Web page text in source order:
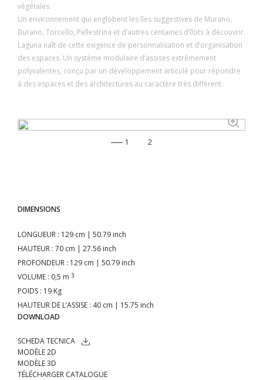
végétales.
Un environnement qui englobent les îles suggestives de Murano,
Burano, Torcello, Pellestrina et d’autres centaines d’îlots à découvrir.
Laguna naît de cette exigence de personnalisation et d’organisation
des espaces. Un système modulaire d’assises extrêmement
polyvalentes, conçu par un développement articulé pour répondre
à des espaces et des architectures au caractère très différent.
1 2
DIMENSIONS
LONGUEUR : 129 cm | 50.79 inch
HAUTEUR : 70 cm | 27.56 inch
PROFONDEUR : 129 cm | 50.79 inch
VOLUME : 0,5 m 3
POIDS : 19 Kg
HAUTEUR DE L’ASSISE : 40 cm | 15.75 inch
DOWNLOAD
SCHEDA TECNICA
MODÈLE 2D
MODÈLE 3D
TÉLÉCHARGER CATALOGUE